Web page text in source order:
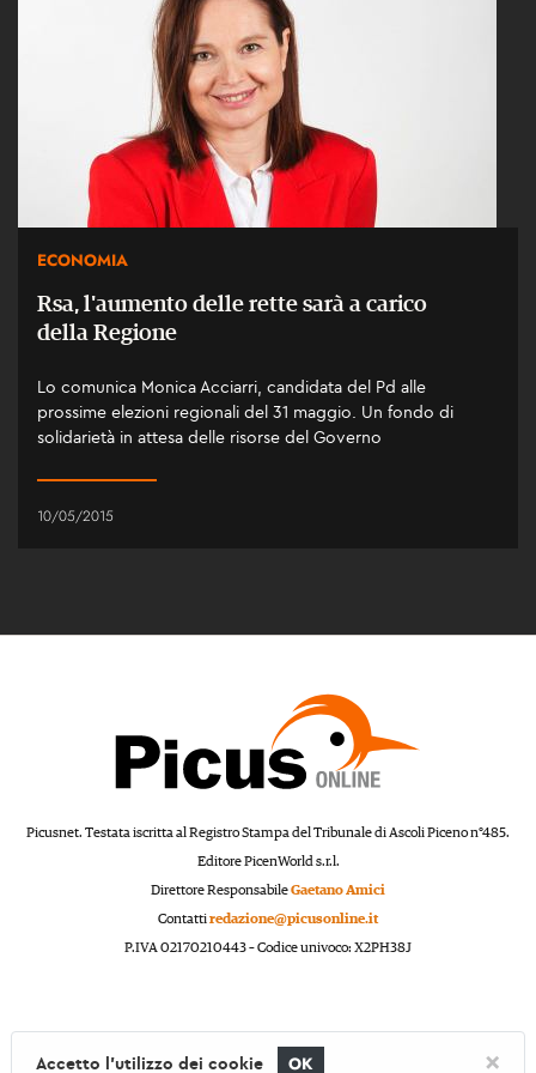
ECONOMIA
Rsa, l'aumento delle rette sarà a carico
della Regione
Lo comunica Monica Acciarri, candidata del Pd alle
prossime elezioni regionali del 31 maggio. Un fondo di
solidarietà in attesa delle risorse del Governo
10/05/2015
Picusnet. Testata iscritta al Registro Stampa del Tribunale di Ascoli Piceno n°485.
Editore PicenWorld s.r.l.
Direttore ResponsabileGaetano Amici
Contattiredazione@picusonline.it
P.IVA 02170210443 – Codice univoco: X2PH38J
Accetto l'utilizzo dei cookie OK ×